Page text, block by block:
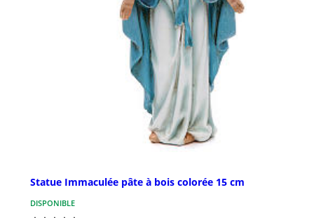
Statue Immaculée pâte à bois colorée 15 cm
DISPONIBLE